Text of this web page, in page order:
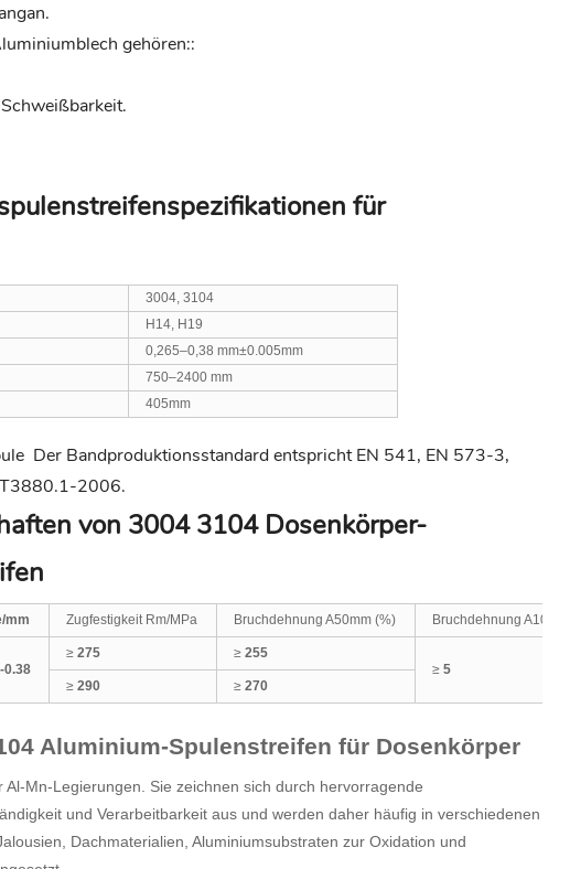
gehören::
für
3004, 3104
H14, H19
0,265–0,38 mm±0.005mm
750–2400 mm
405mm
Der Bandproduktionsstandard entspricht EN 541, EN 573-3,
2006.
von 3004 3104 Dosenkörper-
mm Zugfestigkeit Rm/MPa Bruchdehnung A50mm (%) Bruchdehnung
0.38
≥ 275 ≥ 255
≥ 5
≥ 290 ≥ 270
Aluminium-Spulenstreifen für Dosenkörper
Mn-Legierungen. Sie zeichnen sich durch hervorragende
und Verarbeitbarkeit aus und werden daher häufig in verschiedenen
Dachmaterialien, Aluminiumsubstraten zur Oxidation und